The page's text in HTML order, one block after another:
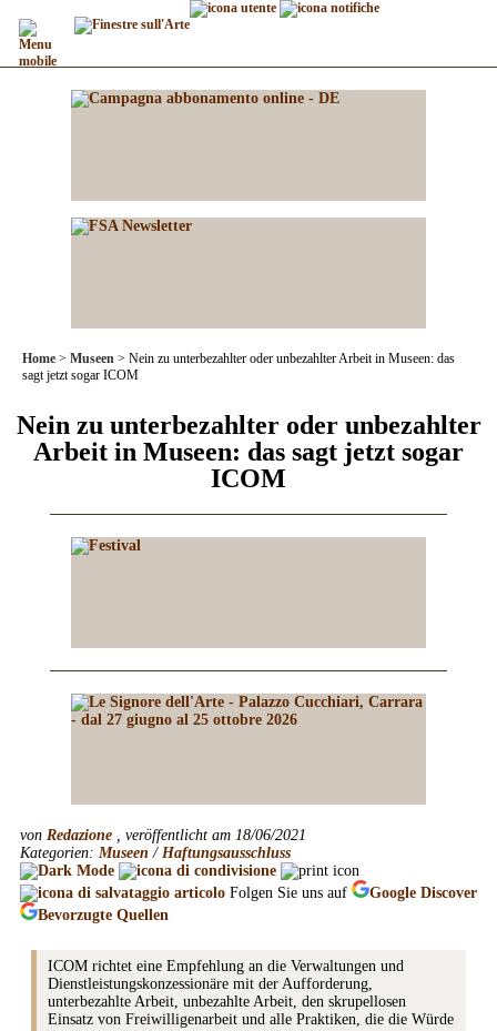
Home Museen
Nein zu unterbezahlter oder unbezahlter Arbeit in Museen: das
sagt jetzt sogar ICOM
Nein zu unterbezahlter oder unbezahlter
Arbeit in Museen: das sagt jetzt sogar
ICOM
von Redazione , veröffentlicht am 18/06/2021
Kategorien: Museen/ Haftungsausschluss
Folgen Sie uns auf Google Discover
Bevorzugte Quellen
ICOM richtet eine Empfehlung an die Verwaltungen und
Dienstleistungskonzessionäre mit der Aufforderung,
unterbezahlte Arbeit, unbezahlte Arbeit, den skrupellosen
Einsatz von Freiwilligenarbeit und alle Praktiken, die die Würde